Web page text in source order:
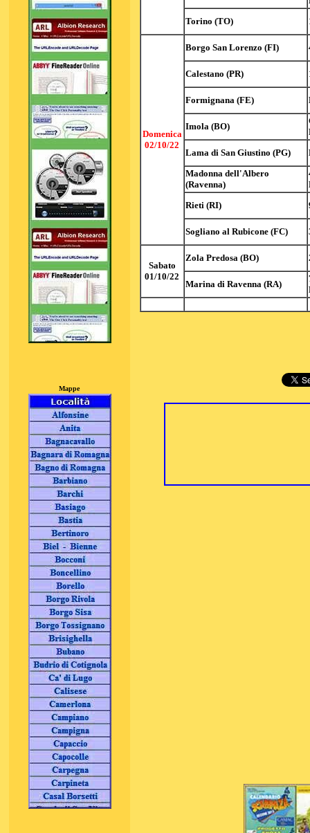
Torino (TO)
Domenica
02/10/22
Borgo San Lorenzo (FI)
Calestano (PR)
Formignana (FE)
Imola (BO)
Lama di San Giustino (PG)
Madonna dell'Albero
(Ravenna)
Rieti (RI)
Sogliano al Rubicone (FC)
Sabato
01/10/22
Zola Predosa (BO)
Marina di Ravenna (RA)
Mappe